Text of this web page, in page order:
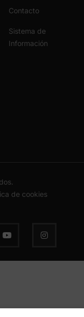
Contacto
Sistema de
Información
de cookies